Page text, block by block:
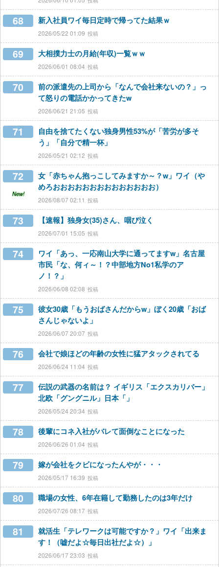
68 新入社員ワイ毎日定時で帰ってた結果ｗ
2026/05/22 01:09
69 大相撲力士の月給(年収)一覧ｗｗ
2026/06/01 08:04
70
前の派遣先の上司から「なんで会社来ないの？」っ
て怒りの電話かかってきたw
2026/06/21 21:05
71
自由を捨てたくない独身男性53%が「苦労が多そ
う」「自分で精一杯」
2026/05/21 02:12
72
New!
女「赤ちゃん抱っこしてみますか～？w」ワイ（や
めろおおおおおおおおおおおおおお）
2026/08/07 02:11
73 【速報】独身女(35)さん、咽び泣く
2026/07/01 15:05
74
ワイ「あっ、一応南山大学に通ってますw」名古屋
市民「な、何ィ～！？中部地方No1私学のア
ノ！？」
2026/06/08 02:08
75
彼女30歳「もうおばさんだからw」ぼく20歳「おば
さんじゃないよ」
2026/06/07 20:07
76 会社で娘ほどの年齢の女性に猛アタックされてる
2026/06/24 11:04
77
伝説の武器の名前は？ イギリス「エクスカリバー」
北欧「グングニル」日本「」
2026/05/24 20:34
78 後輩にコネ入社がバレて面倒なことになった
2026/06/26 01:04
79 嫁が会社をクビになったんやが・・・
2026/05/17 16:39
80 職場の女性、6年在籍して勤務したのは3年だけ
2026/07/26 08:17
81
就活生「テレワークは可能ですか？」ワイ「出来ま
す！（嘘だよ☆毎日出社だよ☆）」
2026/06/17 23:03